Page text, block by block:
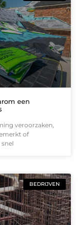
een
veroorzaken,
of
BEDRIJVEN